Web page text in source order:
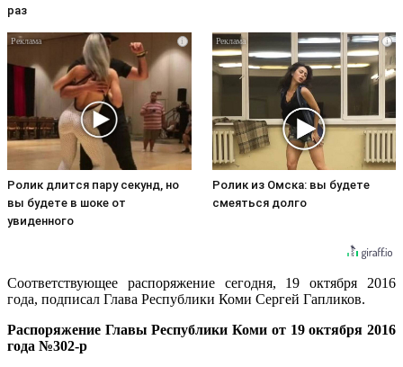
раз
i
Ролик длится пару секунд, но
вы будете в шоке от
увиденного
i
Ролик из Омска: вы будете
смеяться долго
Соответствующее распоряжение сегодня, 19 октября 2016
года, подписал Глава Республики Коми Сергей Гапликов.
Распоряжение Главы Республики Коми от 19 октября 2016
года №302-р